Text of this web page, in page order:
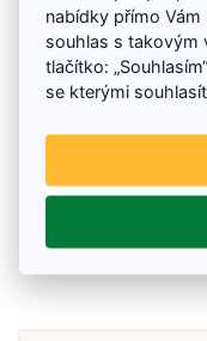
Ponožky
nabídky přímo
souhlas s takovým
tlačítko:
se kterými